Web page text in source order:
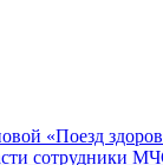
«Поезд
сотрудники